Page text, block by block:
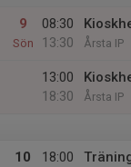
9
Sön
08:30
13:30
Årsta IP
13:00
18:30
Årsta IP
10
18:00